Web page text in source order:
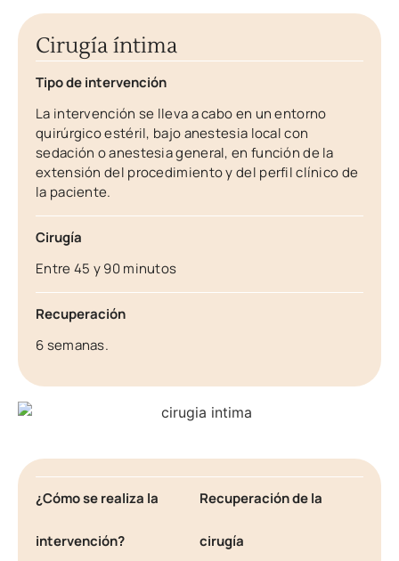
Cirugía íntima
Tipo de intervención
La intervención se lleva a cabo en un entorno
quirúrgico estéril, bajo anestesia local con
sedación o anestesia general, en función de la
extensión del procedimiento y del perfil clínico de
la paciente.
Cirugía
Entre 45 y 90 minutos
Recuperación
6 semanas.
¿Cómo se realiza la
intervención?
Recuperación de la
cirugía